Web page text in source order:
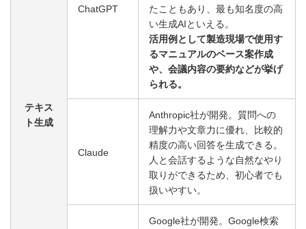
テキス
ト生成
ChatGPT
たこともあり、最も知名度の高
い生成AIといえる。
活用例として製造現場で使用す
るマニュアルのベース案作成
や、会議内容の要約などが挙げ
られる。
Claude
Anthropic社が開発。質問への
理解力や文章力に優れ、比較的
精度の高い回答を生成できる。
人と会話するような自然なやり
取りができるため、初心者でも
扱いやすい。
Google社が開発。Google検索